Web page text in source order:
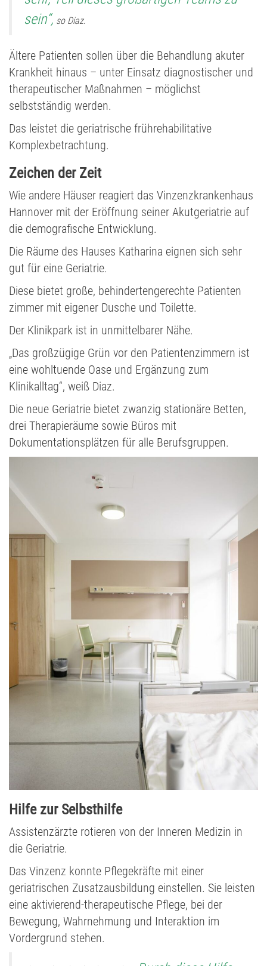
sein“, so Diaz.
Ältere Patienten sollen über die Behandlung akuter
Krankheit hinaus – unter Einsatz diagnostischer und
therapeutischer Maßnahmen – möglichst
selbstständig werden.
Das leistet die geriatrische frührehabilitative
Komplexbetrachtung.
Zeichen der Zeit
Wie andere Häuser reagiert das Vinzenzkrankenhaus
Hannover mit der Eröffnung seiner Akutgeriatrie auf
die demografische Entwicklung.
Die Räume des Hauses Katharina eignen sich sehr
gut für eine Geriatrie.
Diese bietet große, behindertengerechte Patienten
zimmer mit eigener Dusche und Toilette.
Der Klinikpark ist in unmittelbarer Nähe.
„Das großzügige Grün vor den Patientenzimmern ist
eine wohltuende Oase und Ergänzung zum
Klinikalltag“, weiß Diaz.
Die neue Geriatrie bietet zwanzig stationäre Betten,
drei Therapieräume sowie Büros mit
Dokumentationsplätzen für alle Berufsgruppen.
Hilfe zur Selbsthilfe
Assistenzärzte rotieren von der Inneren Medizin in
die Geriatrie.
Das Vinzenz konnte Pflegekräfte mit einer
geriatrischen Zusatzausbildung einstellen. Sie leisten
eine aktivierend-therapeutische Pflege, bei der
Bewegung, Wahrnehmung und Interaktion im
Vordergrund stehen.